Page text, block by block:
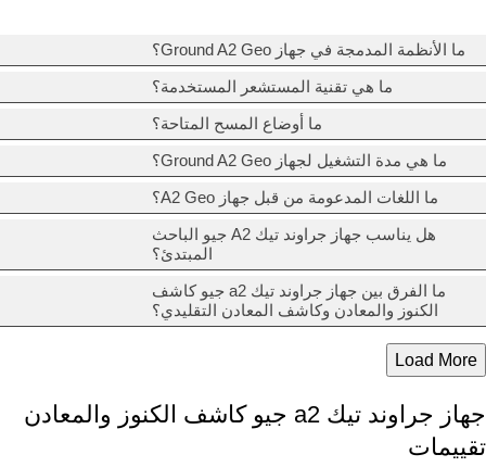
ما الأنظمة المدمجة في جهاز Ground A2 Geo؟
ما هي تقنية المستشعر المستخدمة؟
ما أوضاع المسح المتاحة؟
ما هي مدة التشغيل لجهاز Ground A2 Geo؟
ما اللغات المدعومة من قبل جهاز A2 Geo؟
هل يناسب جهاز جراوند تيك A2 جيو الباحث
المبتدئ؟
ما الفرق بين جهاز جراوند تيك a2 جيو كاشف
الكنوز والمعادن وكاشف المعادن التقليدي؟
Load More
جهاز جراوند تيك a2 جيو كاشف الكنوز والمعادن
تقييمات